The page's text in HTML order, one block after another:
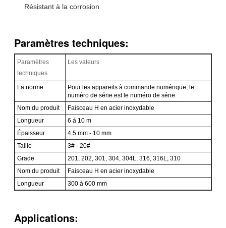
Résistant à la corrosion
Paramètres techniques:
Paramètres
techniques
Les valeurs
La norme
Pour les appareils à commande numérique, le
numéro de série est le numéro de série.
Nom du produit
Faisceau H en acier inoxydable
Longueur
6 à 10 m
Épaisseur
4.5 mm - 10 mm
Taille
3# - 20#
Grade
201, 202, 301, 304, 304L, 316, 316L, 310
Nom du produit
Faisceau H en acier inoxydable
Longueur
300 à 600 mm
Applications: